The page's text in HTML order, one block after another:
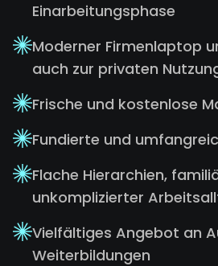
Einarbeitungsphase
Moderner Firmenlaptop
auch zur privaten
Frische und kostenlose
Fundierte und
Flache Hierarchien,
unkomplizierter
Vielfältiges Angebot an
Weiterbildungen